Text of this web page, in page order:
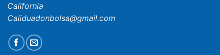
California
Caliduadonbolsa@gmail.com